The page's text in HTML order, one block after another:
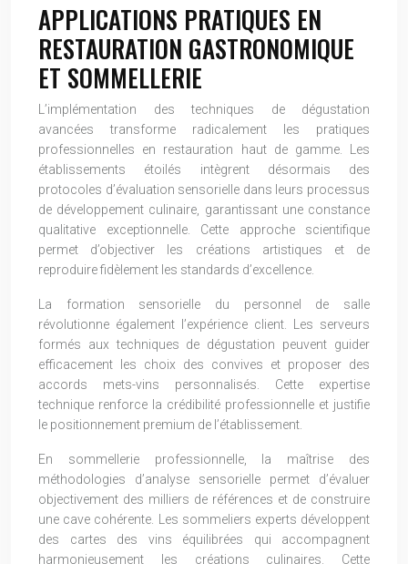
APPLICATIONS PRATIQUES EN
RESTAURATION GASTRONOMIQUE
ET SOMMELLERIE
L’implémentation des techniques de dégustation
avancées transforme radicalement les pratiques
professionnelles en restauration haut de gamme. Les
établissements étoilés intègrent désormais des
protocoles d’évaluation sensorielle dans leurs processus
de développement culinaire, garantissant une constance
qualitative exceptionnelle. Cette approche scientifique
permet d’objectiver les créations artistiques et de
reproduire fidèlement les standards d’excellence.
La formation sensorielle du personnel de salle
révolutionne également l’expérience client. Les serveurs
formés aux techniques de dégustation peuvent guider
efficacement les choix des convives et proposer des
accords mets-vins personnalisés. Cette expertise
technique renforce la crédibilité professionnelle et justifie
le positionnement premium de l’établissement.
En sommellerie professionnelle, la maîtrise des
méthodologies d’analyse sensorielle permet d’évaluer
objectivement des milliers de références et de construire
une cave cohérente. Les sommeliers experts développent
des cartes des vins équilibrées qui accompagnent
harmonieusement les créations culinaires. Cette